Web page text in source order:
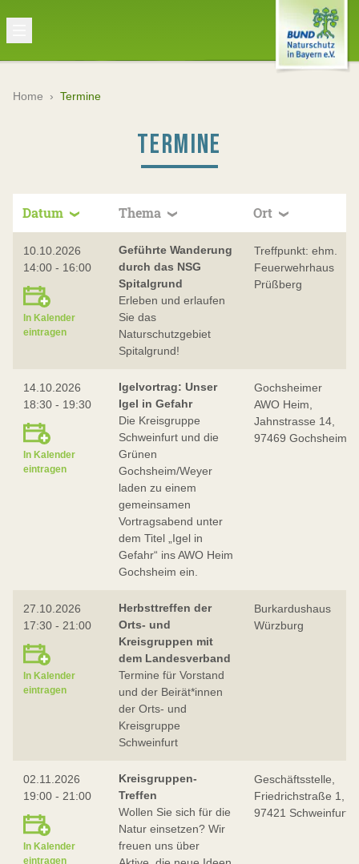
Home › Termine
TERMINE
Datum Thema Ort
10.10.2026
14:00 - 16:00
In Kalender
eintragen
Geführte Wanderung
durch das NSG
Spitalgrund
Erleben und erlaufen
Sie das
Naturschutzgebiet
Spitalgrund!
Treffpunkt: ehm.
Feuerwehrhaus
Prüßberg
14.10.2026
18:30 - 19:30
In Kalender
eintragen
Igelvortrag: Unser
Igel in Gefahr
Die Kreisgruppe
Schweinfurt und die
Grünen
Gochsheim/Weyer
laden zu einem
gemeinsamen
Vortragsabend unter
dem Titel „Igel in
Gefahr“ ins AWO Heim
Gochsheim ein.
Gochsheimer
AWO Heim,
Jahnstrasse 14,
97469 Gochsheim
27.10.2026
17:30 - 21:00
In Kalender
eintragen
Herbsttreffen der
Orts- und
Kreisgruppen mit
dem Landesverband
Termine für Vorstand
und der Beirät*innen
der Orts- und
Kreisgruppe
Schweinfurt
Burkardushaus
Würzburg
02.11.2026
19:00 - 21:00
In Kalender
eintragen
Kreisgruppen-
Treffen
Wollen Sie sich für die
Natur einsetzen? Wir
freuen uns über
Geschäftsstelle,
Friedrichstraße 1,
97421 Schweinfurt